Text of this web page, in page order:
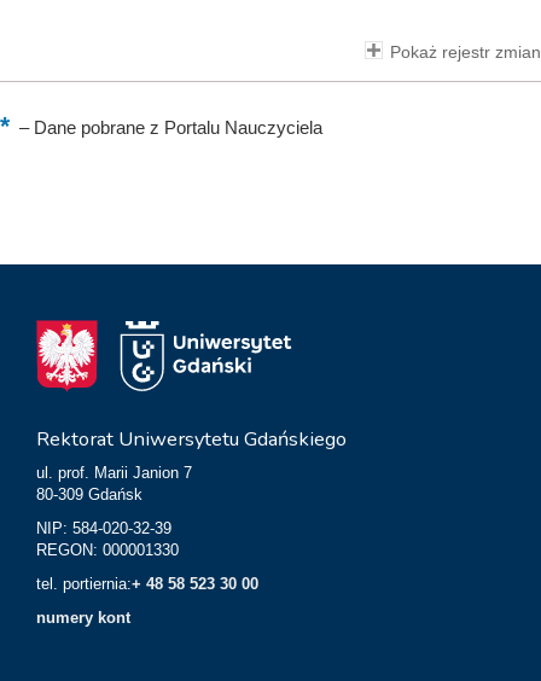
Pokaż rejestr zmian
–Dane pobrane z Portalu Nauczyciela
Rektorat Uniwersytetu Gdańskiego
ul. prof. Marii Janion 7
80-309 Gdańsk
NIP: 584-020-32-39
REGON: 000001330
tel. portiernia:+ 48 58 523 30 00
numery kont